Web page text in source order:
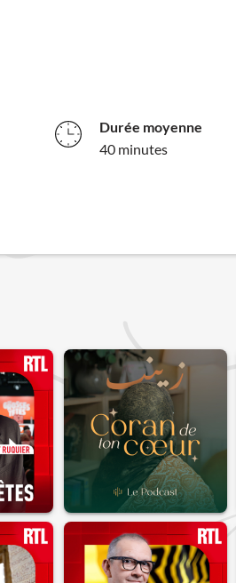
Durée moyenne
40 minutes